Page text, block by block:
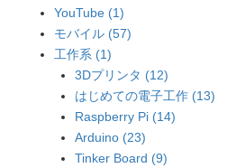
YouTube (1)
モバイル (57)
工作系 (1)
3Dプリンタ (12)
はじめての電子工作 (13)
Raspberry Pi (14)
Arduino (23)
Tinker Board (9)